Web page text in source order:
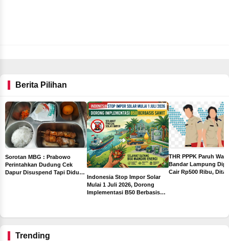
Berita Pilihan
Sorotan MBG : Prabowo
Perintahkan Dudung Cek
Dapur Disuspend Tapi Diduga
Indonesia Stop Impor Solar
Mulai 1 Juli 2026, Dorong
Implementasi B50 Berbasis
THR PPPK Paruh
Bandar Lampung
Cair Rp500 Ribu,
Trending